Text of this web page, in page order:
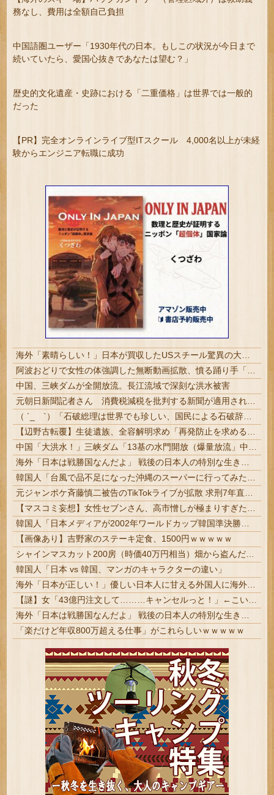
務なし、費用は全額自己負担
中国語圏ユーザー「1930年代の日本。もしこの状況が今日まで
続いていたら、愛国心抜きであなたは望む？」
歴史的文化遺産・史跡における「二重価格」は世界では一般的
だった
【PR】完全オンラインライブ型ITスクール 4,000名以上が未経
験からエンジニア転職に成功
中国、三峡ダムが全開放流。長江流域で深刻な洪水被害
【画像あり】吉野家のステーキ定食、1500円ｗｗｗｗｗ
韓国人「日本 vs 韓国、マンガのキャラクターの違い」
「楽だけど年収800万超える仕事」がこれらしいｗｗｗｗｗ